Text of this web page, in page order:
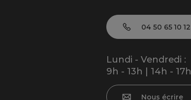
04 50 65 10 12
Lundi - Vendredi :
9h - 13h | 14h - 17h
Nous écrire